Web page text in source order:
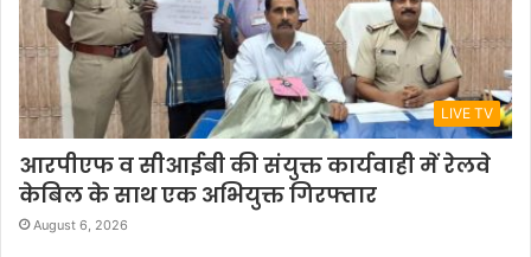
LIVE TV
आरपीएफ व सीआईबी की संयुक्त कार्यवाही में रेलवे
केबिल के साथ एक अभियुक्त गिरफ्तार
August 6, 2026